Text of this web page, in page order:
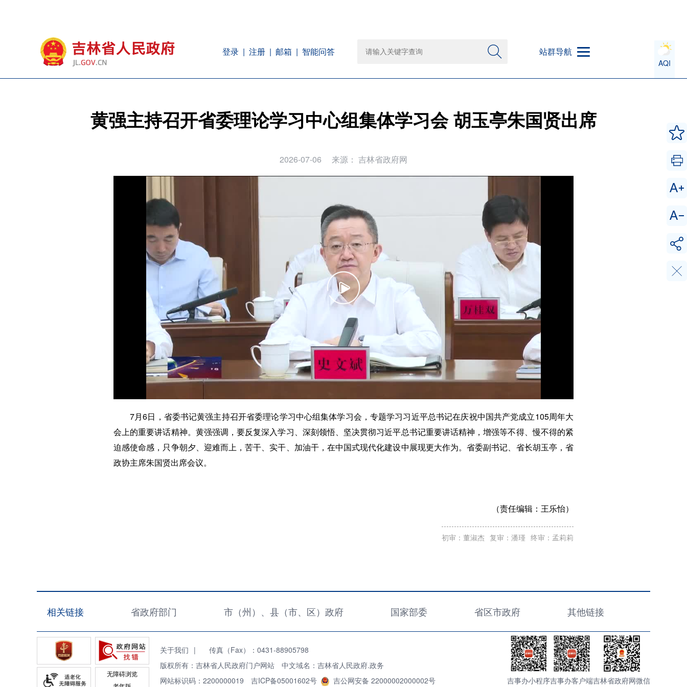
登录 注册 邮箱 智能问答 站群导航
AQI
黄强主持召开省委理论学习中心组集体学习会 胡玉亭朱国贤出席
2026-07-06 来源： 吉林省政府网
7月6日，省委书记黄强主持召开省委理论学习中心组集体学习会，专题学习习近平总书记在庆祝中国共产党成立105周年大
会上的重要讲话精神。黄强强调，要反复深入学习、深刻领悟、坚决贯彻习近平总书记重要讲话精神，增强等不得、慢不得的紧
迫感使命感，只争朝夕、迎难而上，苦干、实干、加油干，在中国式现代化建设中展现更大作为。省委副书记、省长胡玉亭，省
政协主席朱国贤出席会议。
（责任编辑： 王乐怡）
初审：董淑杰 复审：潘瑾 终审：孟莉莉
相关链接 省政府部门 市（州）、县（市、区）政府 国家部委 省区市政府 其他链接
无障碍浏览
关于我们 |
传真（Fax）：0431-88905798
版权所有：吉林省人民政府门户网站 中文域名：吉林省人民政府.政务
网站标识码：2200000019 吉ICP备05001602号 吉公网安备 22000002000002号 吉事办小程序吉事办客户端吉林省政府网微信